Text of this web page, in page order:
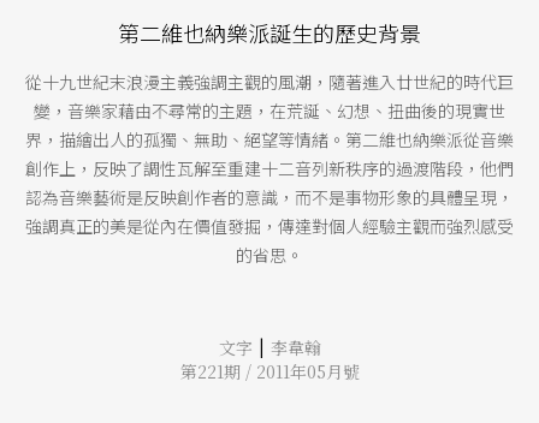
第二維也納樂派誕生的歷史背景
從十九世紀末浪漫主義強調主觀的風潮，隨著進入廿世紀的時代巨
變，音樂家藉由不尋常的主題，在荒誕、幻想、扭曲後的現實世
界，描繪出人的孤獨、無助、絕望等情緒。第二維也納樂派從音樂
創作上，反映了調性瓦解至重建十二音列新秩序的過渡階段，他們
認為音樂藝術是反映創作者的意識，而不是事物形象的具體呈現，
強調真正的美是從內在價值發掘，傳達對個人經驗主觀而強烈感受
的省思。
文字 | 李韋翰
第221期 / 2011年05月號